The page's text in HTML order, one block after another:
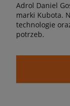
Adrol Daniel
marki Kubota.
technologie
potrzeb.